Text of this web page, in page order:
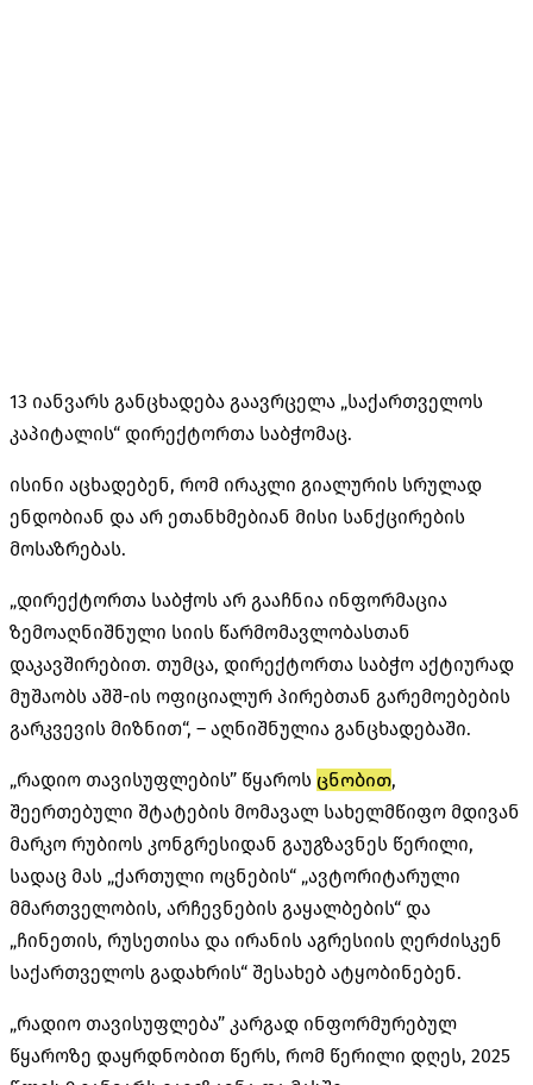
13 იანვარს განცხადება გაავრცელა „საქართველოს
კაპიტალის“ დირექტორთა საბჭომაც.
ისინი აცხადებენ, რომ ირაკლი გიალურის სრულად
ენდობიან და არ ეთანხმებიან მისი სანქცირების
მოსაზრებას.
„დირექტორთა საბჭოს არ გააჩნია ინფორმაცია
ზემოაღნიშნული სიის წარმომავლობასთან
დაკავშირებით. თუმცა, დირექტორთა საბჭო აქტიურად
მუშაობს აშშ-ის ოფიციალურ პირებთან გარემოებების
გარკვევის მიზნით“, – აღნიშნულია განცხადებაში.
„რადიო თავისუფლების” წყაროს ცნობით,
შეერთებული შტატების მომავალ სახელმწიფო მდივან
მარკო რუბიოს კონგრესიდან გაუგზავნეს წერილი,
სადაც მას „ქართული ოცნების“ „ავტორიტარული
მმართველობის, არჩევნების გაყალბების“ და
„ჩინეთის, რუსეთისა და ირანის აგრესიის ღერძისკენ
საქართველოს გადახრის“ შესახებ ატყობინებენ.
„რადიო თავისუფლება” კარგად ინფორმურებულ
წყაროზე დაყრდნობით წერს, რომ წერილი დღეს, 2025